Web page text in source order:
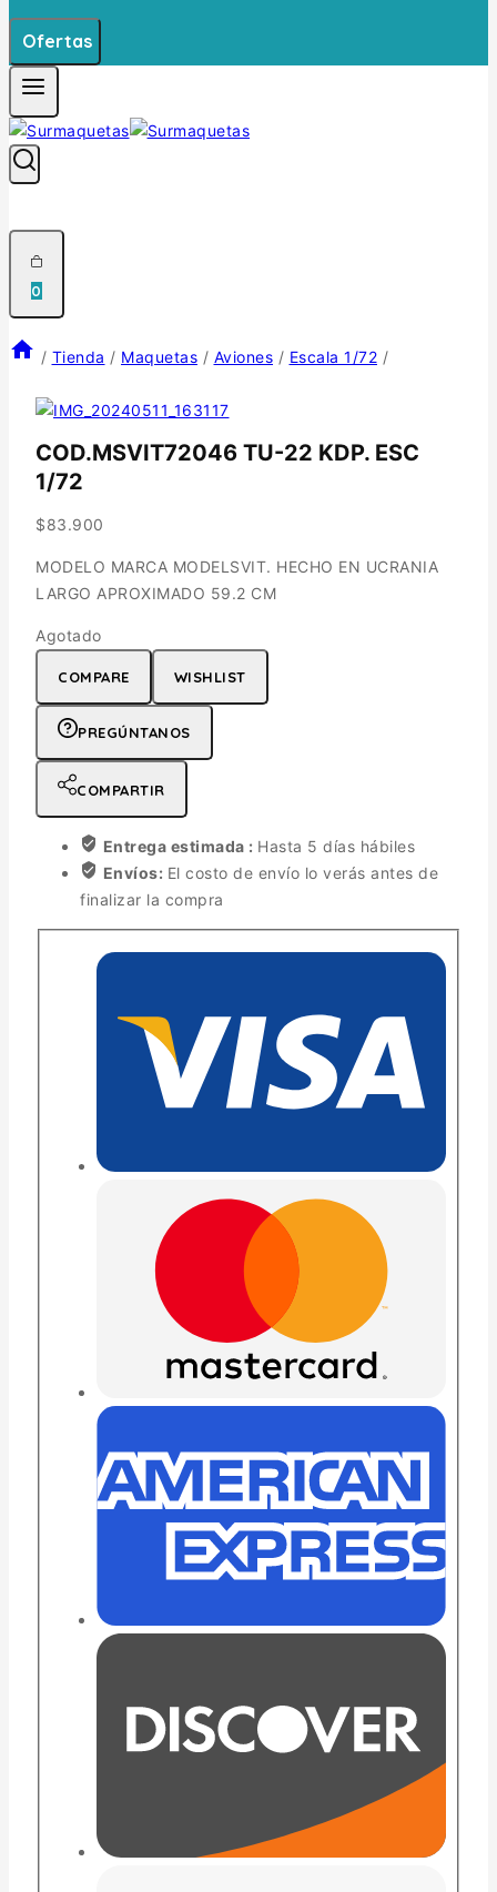
Ofertas
0
/ Tienda / Maquetas / Aviones / Escala 1/72 /
COD.MSVIT72046 TU-22 KDP. ESC
1/72
$83.900
MODELO MARCA MODELSVIT. HECHO EN UCRANIA
LARGO APROXIMADO 59.2 CM
Agotado
COMPARE WISHLIST
PREGÚNTANOS
COMPARTIR
Entrega estimada : Hasta 5 días hábiles
Envíos: El costo de envío lo verás antes de
finalizar la compra